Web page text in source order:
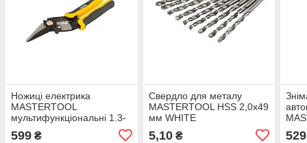
Ножиці електрика
MASTERTOOL
мультифункціональні 1.3-
599 ₴
Свердло для металу
MASTERTOOL HSS 2,0х49
мм WHITE
5,10₴ 529